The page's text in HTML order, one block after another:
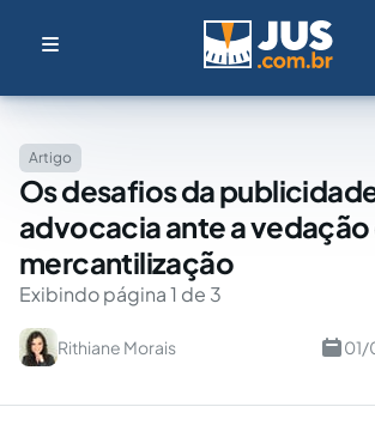
Artigo
Os desafios da
advocacia ante a vedação
mercantilização
Exibindo página 1 de 3
Rithiane Morais 01/